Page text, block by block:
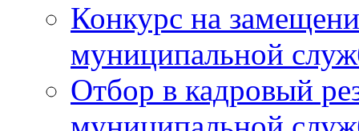
Конкурс на
муниципальной
Отбор в кадровый